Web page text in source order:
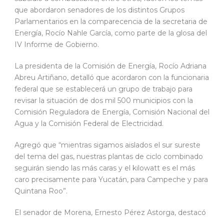
que abordaron senadores de los distintos Grupos
Parlamentarios en la comparecencia de la secretaria de
Energía, Rocío Nahle García, como parte de la glosa del
IV Informe de Gobierno.
La presidenta de la Comisión de Energía, Rocío Adriana
Abreu Artiñano, detalló que acordaron con la funcionaria
federal que se establecerá un grupo de trabajo para
revisar la situación de dos mil 500 municipios con la
Comisión Reguladora de Energía, Comisión Nacional del
Agua y la Comisión Federal de Electricidad.
Agregó que “mientras sigamos aislados el sur sureste
del tema del gas, nuestras plantas de ciclo combinado
seguirán siendo las más caras y el kilowatt es el más
caro precisamente para Yucatán, para Campeche y para
Quintana Roo”.
El senador de Morena, Ernesto Pérez Astorga, destacó